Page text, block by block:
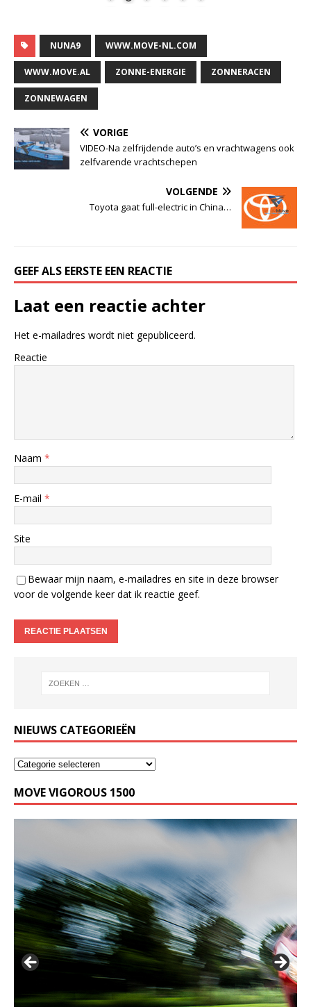
NUNA9 WWW.MOVE-NL.COM
WWW.MOVE.AL ZONNE-ENERGIE ZONNERACEN
ZONNEWAGEN
VORIGE
VIDEO-Na zelfrijdende auto’s en vrachtwagens ook
zelfvarende vrachtschepen
VOLGENDE
Toyota gaat full-electric in China…
GEEF ALS EERSTE EEN REACTIE
Laat een reactie achter
Het e-mailadres wordt niet gepubliceerd.
Reactie
Naam *
E-mail *
Site
Bewaar mijn naam, e-mailadres en site in deze browser
voor de volgende keer dat ik reactie geef.
NIEUWS CATEGORIEËN
MOVE VIGOROUS 1500